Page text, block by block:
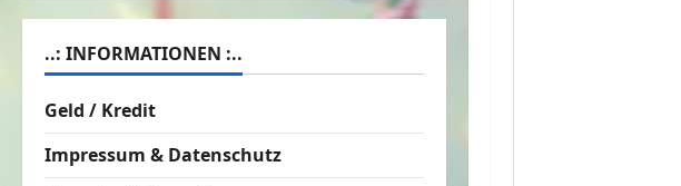
..: INFORMATIONEN :..
Geld / Kredit
Impressum & Datenschutz